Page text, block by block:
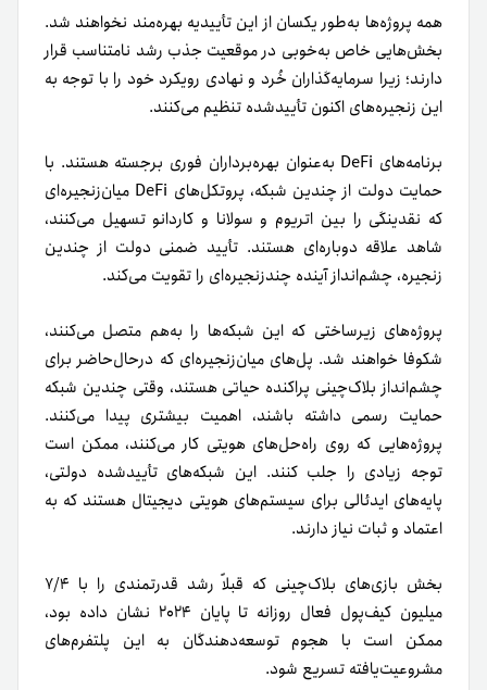
همه پروژه‌ها به‌طور یکسان از این تأییدیه بهره‌مند نخواهند شد.
بخش‌هایی خاص به‌خوبی در موقعیت جذب رشد نامتناسب قرار
دارند؛ زیرا سرمایه‌گذاران خُرد و نهادی رویکرد خود را با توجه به
این زنجیره‌های اکنون تأییدشده تنظیم می‌کنند.
برنامه‌های DeFi به‌عنوان بهره‌برداران فوری برجسته هستند. با
حمایت دولت از چندین شبکه، پروتکل‌های DeFi میان‌زنجیره‌ای
که نقدینگی را بین اتریوم و سولانا و کاردانو تسهیل می‌کنند،
شاهد علاقه دوباره‌ای هستند. تأیید ضمنی دولت از چندین
زنجیره، چشم‌انداز آینده چندزنجیره‌ای را تقویت می‌کند.
پروژه‌های زیرساختی که این شبکه‌ها را به‌هم متصل می‌کنند،
شکوفا خواهند شد. پل‌های میان‌زنجیره‌ای که در‌حال‌حاضر برای
چشم‌انداز بلاک‌چینی پراکنده حیاتی هستند، وقتی چندین شبکه
حمایت رسمی داشته باشند، اهمیت بیشتری پیدا می‌کنند.
پروژه‌هایی که روی راه‌حل‌های هویتی کار می‌کنند، ممکن است
توجه زیادی را جلب کنند. این شبکه‌های تأییدشده دولتی،
پایه‌های ایدئالی برای سیستم‌های هویتی دیجیتال هستند که به
اعتماد و ثبات نیاز دارند.
بخش بازی‌های بلاک‌چینی که قبلاً رشد قدرتمندی را با ۷/۴
میلیون کیف‌پول فعال روزانه تا پایان ۲۰۲۴ نشان داده بود،
ممکن است با هجوم توسعه‌دهندگان به این پلتفرم‌های
مشروعیت‌یافته تسریع شود.